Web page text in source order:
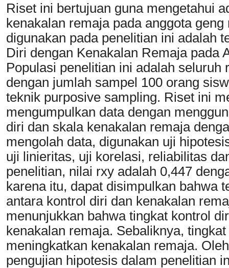
Riset ini bertujuan guna mengetahui
kenakalan remaja pada anggota
digunakan pada penelitian ini adalah
Diri dengan Kenakalan Remaja pada
Populasi penelitian ini adalah seluruh
dengan jumlah sampel 100 orang
teknik purposive sampling. Riset ini
mengumpulkan data dengan
diri dan skala kenakalan remaja
mengolah data, digunakan uji
uji linieritas, uji korelasi, reliabilitas
penelitian, nilai rxy adalah 0,447
karena itu, dapat disimpulkan bahwa
antara kontrol diri dan kenakalan
menunjukkan bahwa tingkat kontrol
kenakalan remaja. Sebaliknya,
meningkatkan kenakalan remaja.
pengujian hipotesis dalam penelitian